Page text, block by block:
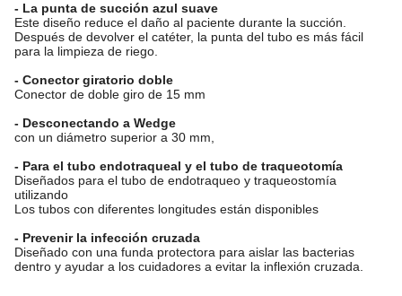
- La punta de succión azul suave
Este diseño reduce el daño al paciente durante la succión.
Después de devolver el catéter, la punta del tubo es más fácil
para la limpieza de riego.
- Conector giratorio doble
Conector de doble giro de 15 mm
- Desconectando a Wedge
con un diámetro superior a 30 mm,
- Para el tubo endotraqueal y el tubo de traqueotomía
Diseñados para el tubo de endotraqueo y traqueostomía
utilizando
Los tubos con diferentes longitudes están disponibles
- Prevenir la infección cruzada
Diseñado con una funda protectora para aislar las bacterias
dentro y ayudar a los cuidadores a evitar la inflexión cruzada.